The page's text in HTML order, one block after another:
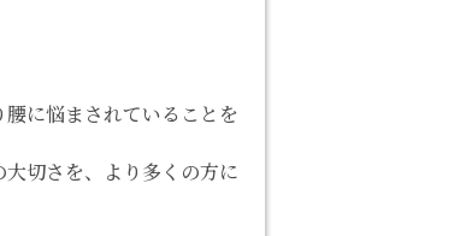
に悩まされていることを
切さを、より多くの方に